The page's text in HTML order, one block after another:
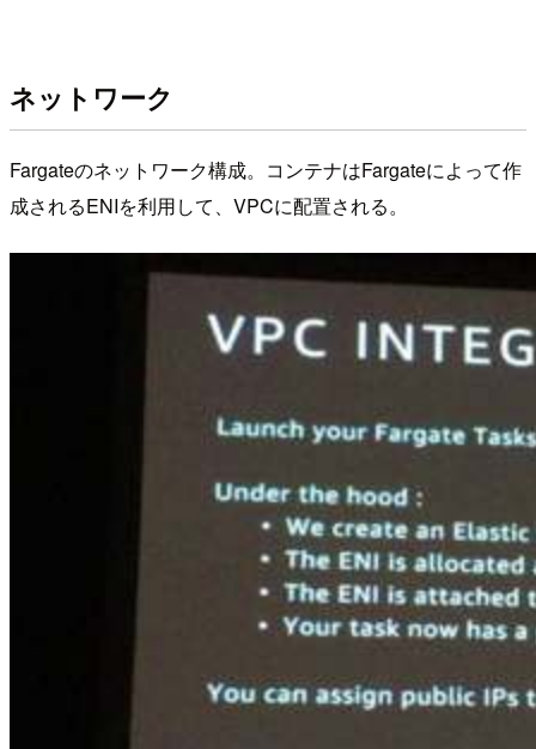
ネットワーク
Fargateのネットワーク構成。コンテナはFargateによって作
成されるENIを利用して、VPCに配置される。